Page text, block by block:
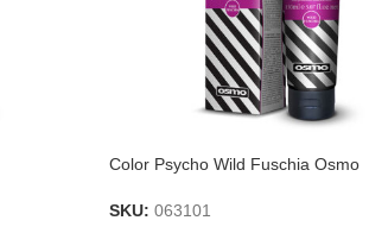
Color Psycho Wild Fuschia Osmo
SKU: 063101